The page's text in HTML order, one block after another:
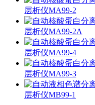
层析仪MA99-2
层析仪MA99-2A
层析仪MA99-4
层析仪MA99-3
层析仪MB99-1